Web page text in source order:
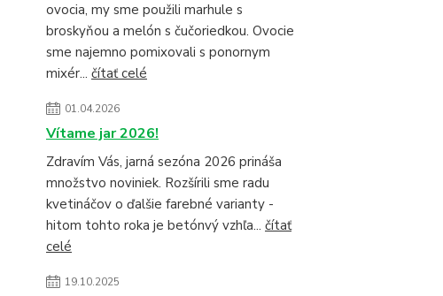
ovocia, my sme použili marhule s
broskyňou a melón s čučoriedkou. Ovocie
sme najemno pomixovali s ponornym
mixér... čítať celé
01.04.2026
Vítame jar 2026!
Zdravím Vás, jarná sezóna 2026 prináša
množstvo noviniek. Rozšírili sme radu
kvetináčov o ďalšie farebné varianty -
hitom tohto roka je betónvý vzhľa... čítať
celé
19.10.2025